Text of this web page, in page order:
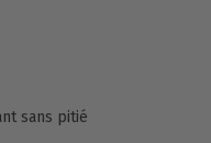
sans pitié